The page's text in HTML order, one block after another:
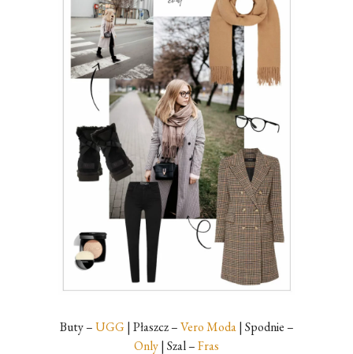
Buty –UGG | Płaszcz –Vero Moda| Spodnie –
Only| Szal –Fras